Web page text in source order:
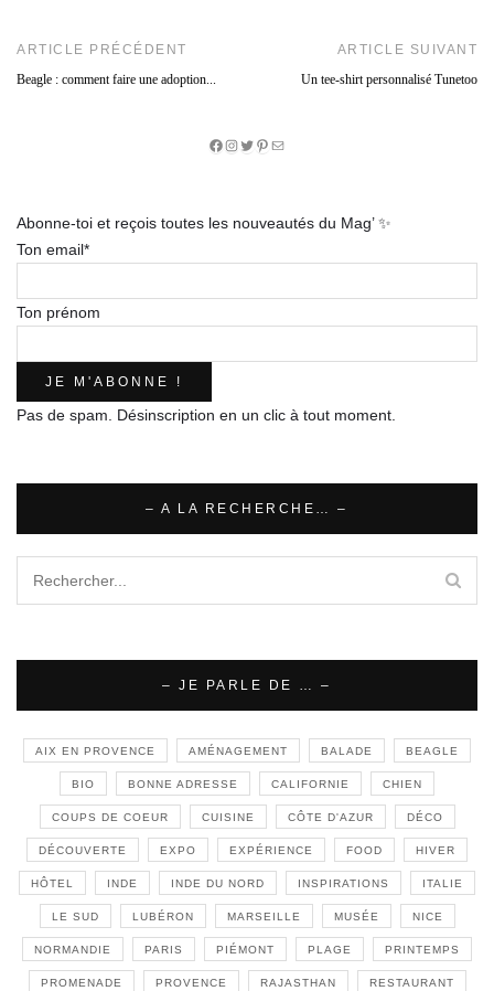
ARTICLE PRÉCÉDENT
Beagle : comment faire une adoption...
ARTICLE SUIVANT
Un tee-shirt personnalisé Tunetoo
Facebook
Instagram
Twitter
Pinterest
E-
Abonne-toi et reçois toutes les nouveautés du Mag’ ✨
Ton email*
Ton prénom
Pas de spam. Désinscription en un clic à tout moment.
– A LA RECHERCHE… –
– JE PARLE DE … –
AIX EN PROVENCE AMÉNAGEMENT BALADE BEAGLE
BIO BONNE ADRESSE CALIFORNIE CHIEN
COUPS DE COEUR CUISINE CÔTE D'AZUR DÉCO
DÉCOUVERTE EXPO EXPÉRIENCE FOOD HIVER
HÔTEL INDE INDE DU NORD INSPIRATIONS ITALIE
LE SUD LUBÉRON MARSEILLE MUSÉE NICE
NORMANDIE PARIS PIÉMONT PLAGE PRINTEMPS
PROMENADE PROVENCE RAJASTHAN RESTAURANT